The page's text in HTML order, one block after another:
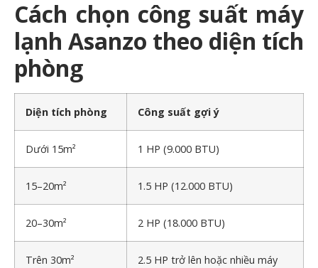
Cách chọn công suất máy
lạnh Asanzo theo diện tích
phòng
Diện tích phòng Công suất gợi ý
Dưới 15m² 1 HP (9.000 BTU)
15–20m² 1.5 HP (12.000 BTU)
20–30m² 2 HP (18.000 BTU)
Trên 30m² 2.5 HP trở lên hoặc nhiều máy